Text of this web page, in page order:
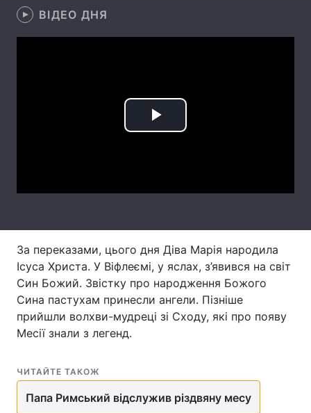
Зброя Інциденти
Здоров'я Туризм
Цікавинки Погода
Екологія
Лонгріди
ВІДЕО ДНЯ
Play
За переказами, цього дня Діва Марія народила
Ісуса Христа. У Віфлеємі, у яслах, з’явився на світ
Син Божий. Звістку про народження Божого
Сина пастухам принесли ангели. Пізніше
прийшли волхви-мудреці зі Сходу, які про появу
Месії знали з легенд.
ЧИТАЙТЕ ТАКОЖ
Папа Римський відслужив різдвяну месу